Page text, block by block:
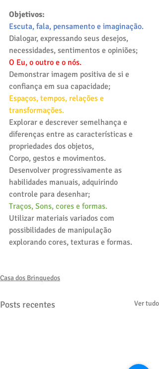
Objetivos:
Escuta, fala, pensamento e imaginação.
Dialogar, expressando seus desejos,
necessidades, sentimentos e opiniões;
O Eu, o outro e o nós.
Demonstrar imagem positiva de si e
confiança em sua capacidade;
Espaços, tempos, relações e
transformações.
Explorar e descrever semelhança e
diferenças entre as características e
propriedades dos objetos,
Corpo, gestos e movimentos.
Desenvolver progressivamente as
habilidades manuais, adquirindo
controle para desenhar;
Traços, Sons, cores e formas.
Utilizar materiais variados com
possibilidades de manipulação
explorando cores, texturas e formas.
Casa dos Brinquedos
Posts recentes Ver tudo